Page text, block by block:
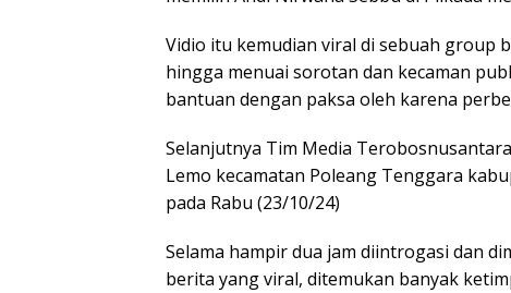
Vidio itu kemudian viral di sebuah group
hingga menuai sorotan dan kecaman
bantuan dengan paksa oleh karena
Selanjutnya Tim Media
Lemo kecamatan Poleang Tenggara
pada Rabu (23/10/24)
Selama hampir dua jam diintrogasi dan
berita yang viral, ditemukan banyak